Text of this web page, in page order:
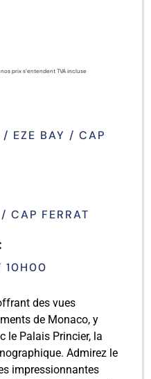
prix s’entendent TVA incluse
EZE BAY / CAP
CAP FERRAT
10H00
des vues
de Monaco, y
le Palais Princier, la
Admirez le
impressionnantes